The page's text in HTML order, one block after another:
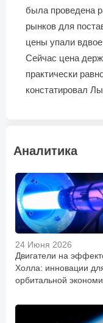
была проведена
рынков для
цены упали
Сейчас цена
практически
констатировал
Аналитика
24 Июня 2026
Двигатели на
Холла: инновации
орбитальной